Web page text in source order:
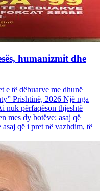
humanizmit dhe
e të dëbuarve me dhunë
Prishtinë, 2026 Një nga
nuk përfaqëson thjeshtë
mes dy botëve: asaj që
që i pret në vazhdim, të